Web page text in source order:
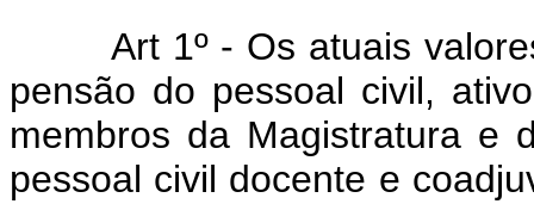
Art 1º - Os atuais valores
pensão do pessoal civil,
membros da Magistratura e
pessoal civil docente e